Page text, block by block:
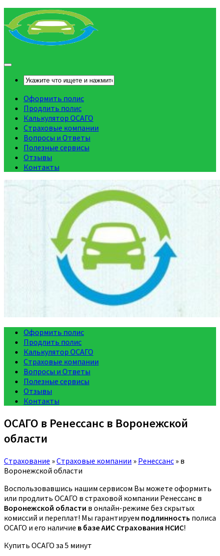
Оформить полис
Продлить полис
Калькулятор ОСАГО
Страховые компании
Вопросы и Ответы
Полезные сервисы
Отзывы
Контакты
Оформить полис
Продлить полис
Калькулятор ОСАГО
Страховые компании
Вопросы и Ответы
Полезные сервисы
Отзывы
Контакты
ОСАГО в Ренессанс в Воронежской
области
Страхование »Страховые компании » Ренессанс » в
Воронежской области
Воспользовавшись нашим сервисом Вы можете оформить
или продлить ОСАГО в страховой компании Ренессанс в
Воронежской области в онлайн-режиме без скрытых
комиссий и переплат! Мы гарантируем подлинность полиса
ОСАГО и его наличие в базе АИС Страхования НСИС!
Купить ОСАГО за 5 минут